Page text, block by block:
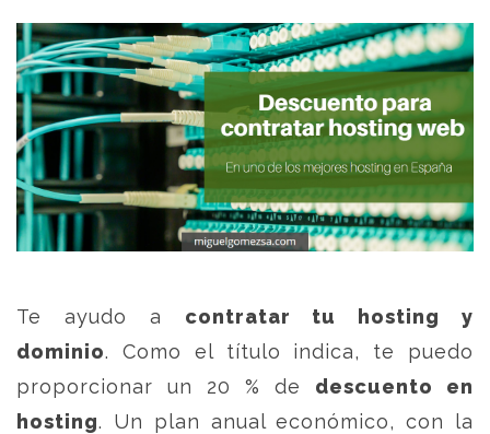
Te ayudo a contratar tu hosting y
dominio. Como el título indica, te puedo
proporcionar un 20 % de descuento en
hosting. Un plan anual económico, con la